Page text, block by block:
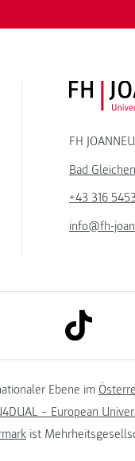
FH
Bad
+43 316
info@fh-
link to
Ebene im
– European
ist